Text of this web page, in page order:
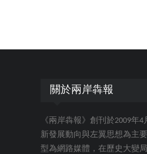
關於兩岸犇報
《兩岸犇報》創刊於2009年
新發展動向與左翼思想為主
型為網路媒體，在歷史大變